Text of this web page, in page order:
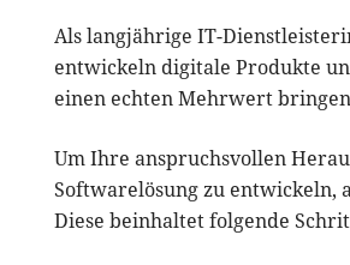
Als langjährige IT-
entwickeln digitale Produkte
einen echten Mehrwert
Um Ihre anspruchsvollen
Softwarelösung zu
Diese beinhaltet folgende